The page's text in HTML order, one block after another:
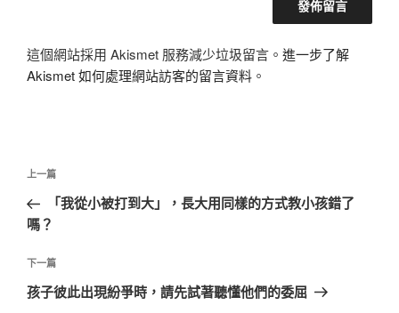
這個網站採用 Akismet 服務減少垃圾留言。 進一步了解
Akismet 如何處理網站訪客的留言資料 。
文
導
覽
上
一
篇
章
上一篇
「我從小被打到大」，長大用同樣的方式教小孩錯了
嗎？
下
一
下一篇
孩子彼此出現紛爭時，請先試著聽懂他們的委屈